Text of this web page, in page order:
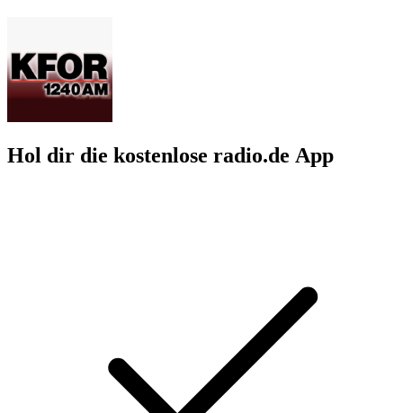
Hol dir die kostenlose radio.de App